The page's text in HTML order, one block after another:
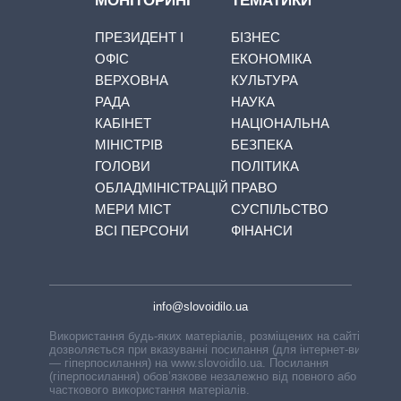
ПРЕЗИДЕНТ І
ОФІС
ВЕРХОВНА
РАДА
КАБІНЕТ
МІНІСТРІВ
ГОЛОВИ
ОБЛАДМІНІСТРАЦІЙ
МЕРИ МІСТ
ВСІ ПЕРСОНИ
БІЗНЕС
ЕКОНОМІКА
КУЛЬТУРА
НАУКА
НАЦІОНАЛЬНА
БЕЗПЕКА
ПОЛІТИКА
ПРАВО
СУСПІЛЬСТВО
ФІНАНСИ
info@slovoidilo.ua
Використання будь-яких матеріалів, розміщених на сайті,
дозволяється при вказуванні посилання (для інтернет-видань
— гіперпосилання) на www.slovoidilo.ua. Посилання
(гіперпосилання) обов’язкове незалежно від повного або
часткового використання матеріалів.